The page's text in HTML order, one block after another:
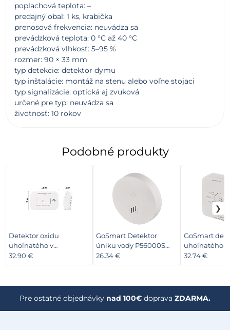
poplachová teplota: –
predajný obal: 1 ks, krabička
prenosová frekvencia: neuvádza sa
prevádzková teplota: 0 °C až 40 °C
prevádzková vlhkosť: 5–95 %
rozmer: 90 × 33 mm
typ detekcie: detektor dymu
typ inštalácie: montáž na stenu alebo voľne stojaci
typ signalizácie: optická aj zvuková
určené pre typ: neuvádza sa
životnosť: 10 rokov
Podobné produkty
Detektor oxidu
uhoľnatého v
miestnosti GS827
32.90 €
GoSmart Detektor
úniku vody P56000S
ZigBee
26.34 €
GoSmart
uhoľnatého v
miestnosti
32.74 €
Pre ostatné objednávky nad 100€ doprava ZDARMA.